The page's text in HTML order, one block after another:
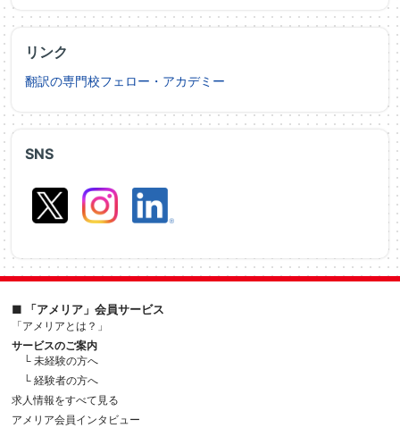
SNS
リンク
翻訳の専門校フェロー・アカデミー
■ 「アメリア」会員サービス
「アメリアとは？」
サービスのご案内
└ 未経験の方へ
└ 経験者の方へ
求人情報をすべて見る
アメリア会員インタビュー